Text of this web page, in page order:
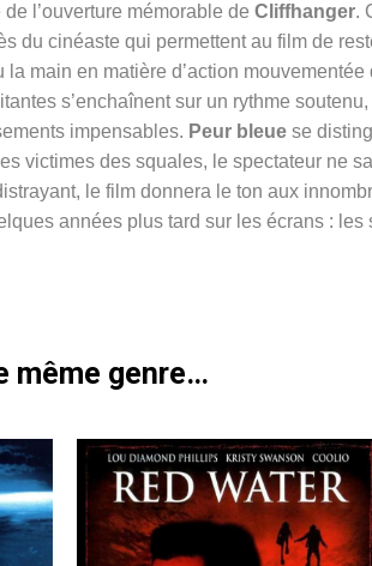
l’ouverture mémorable de Cliffhanger.
du cinéaste qui permettent au film de
la main en matière d’action mouvementée
s’enchaînent sur un rythme
impensables. Peur bleue se
victimes des squales, le spectateur ne
le film donnera le ton aux
années plus tard sur les écrans : les
même genre…